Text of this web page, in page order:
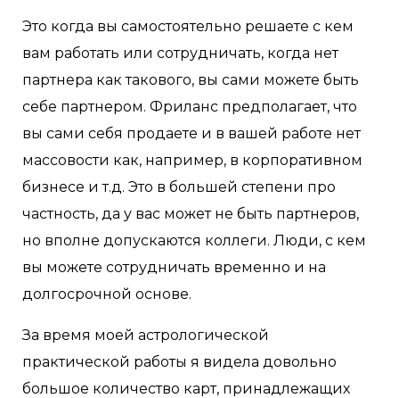
Это когда вы самостоятельно решаете с кем
вам работать или сотрудничать, когда нет
партнера как такового, вы сами можете быть
себе партнером. Фриланс предполагает, что
вы сами себя продаете и в вашей работе нет
массовости как, например, в корпоративном
бизнесе и т.д. Это в большей степени про
частность, да у вас может не быть партнеров,
но вполне допускаются коллеги. Люди, с кем
вы можете сотрудничать временно и на
долгосрочной основе.
За время моей астрологической
практической работы я видела довольно
большое количество карт, принадлежащих